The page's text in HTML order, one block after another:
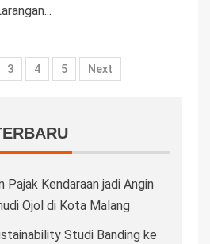
3 4 5 Next
Pajak Kendaraan jadi Angin
Ojol di Kota Malang
Studi Banding ke